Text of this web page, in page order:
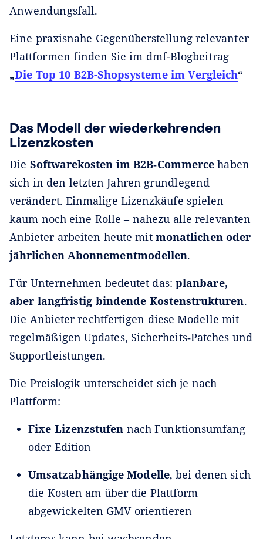
Anwendungsfall.
Eine praxisnahe Gegenüberstellung relevanter
Plattformen finden Sie im dmf-Blogbeitrag
„Die Top 10 B2B-Shopsysteme im Vergleich“
Das Modell der wiederkehrenden
Lizenzkosten
Die Softwarekosten im B2B‑Commerce haben
sich in den letzten Jahren grundlegend
verändert. Einmalige Lizenzkäufe spielen
kaum noch eine Rolle – nahezu alle relevanten
Anbieter arbeiten heute mit monatlichen oder
jährlichen Abonnementmodellen.
Für Unternehmen bedeutet das:planbare,
aber langfristig bindende Kostenstrukturen.
Die Anbieter rechtfertigen diese Modelle mit
regelmäßigen Updates, Sicherheits‑Patches und
Supportleistungen.
Die Preislogik unterscheidet sich je nach
Plattform:
Fixe Lizenzstufen nach Funktionsumfang
oder Edition
Umsatzabhängige Modelle, bei denen sich
die Kosten am über die Plattform
abgewickelten GMV orientieren